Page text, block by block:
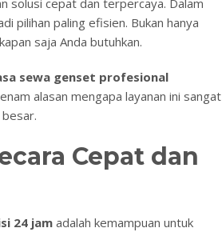
solusi cepat dan terpercaya. Dalam
pilihan paling efisien. Bukan hanya
saja Anda butuhkan.
sewa genset profesional
alasan mengapa layanan ini sangat
Cepat dan
24 jamadalah kemampuan untuk